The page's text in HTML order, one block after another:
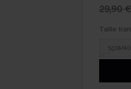
29,90 €
Taille
S(38/